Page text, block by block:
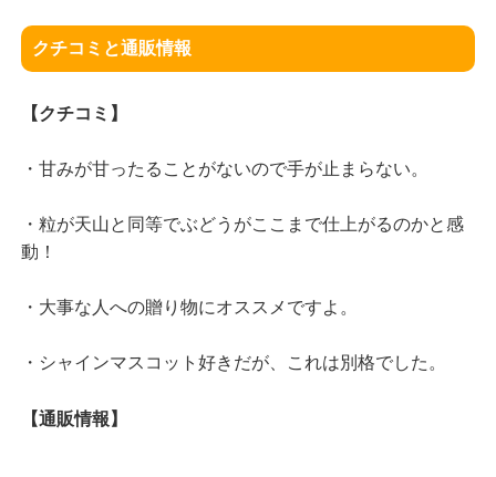
クチコミと通販情報
【クチコミ】
・甘みが甘ったることがないので手が止まらない。
・粒が天山と同等でぶどうがここまで仕上がるのかと感
動！
・大事な人への贈り物にオススメですよ。
・シャインマスコット好きだが、これは別格でした。
【通販情報】